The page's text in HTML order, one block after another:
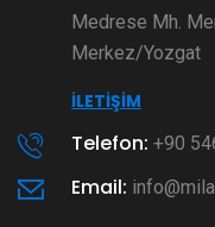
Medrese Mh.
Merkez/Yozgat
İLETIŞIM
Telefon: +90
Email: